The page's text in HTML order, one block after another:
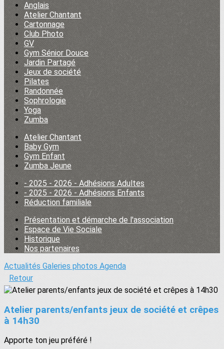
Anglais
Atelier Chantant
Cartonnage
Club Photo
GV
Gym Sénior Douce
Jardin Partagé
Jeux de société
Pilates
Randonnée
Sophrologie
Yoga
Zumba
Atelier Chantant
Baby Gym
Gym Enfant
Zumba Jeune
- 2025 - 2026 - Adhésions Adultes
- 2025 - 2026 - Adhésions Enfants
Réduction familiale
Présentation et démarche de l'association
Espace de Vie Sociale
Historique
Nos partenaires
Actualités Galeries photos Agenda
Retour
Atelier parents/enfants jeux de société et crêpes
à 14h30
Apporte ton jeu préféré !